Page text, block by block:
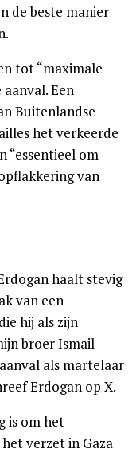
de beste manier
tot “maximale
Een
Buitenlandse
het verkeerde
“essentieel om
van
haalt stevig
van een
hij als zijn
broer Ismail
als martelaar
Erdogan op X.
is om het
verzet in Gaza